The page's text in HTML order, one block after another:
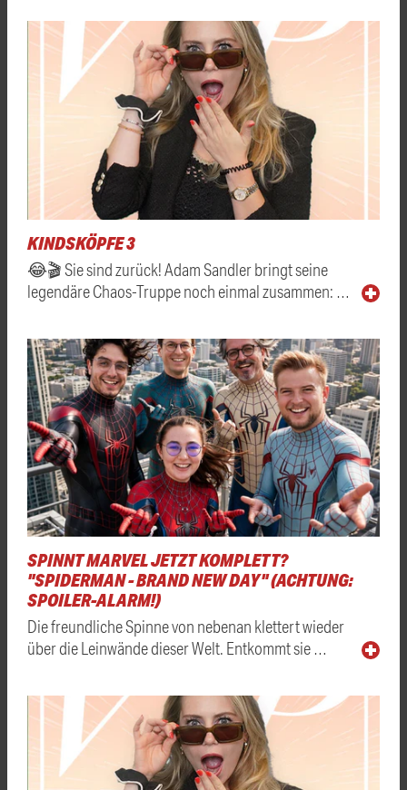
KINDSKÖPFE 3
😂🎬 Sie sind zurück! Adam Sandler bringt seine
legendäre Chaos-Truppe noch einmal zusammen: …
SPINNT MARVEL JETZT KOMPLETT?
"SPIDERMAN - BRAND NEW DAY" (ACHTUNG:
SPOILER-ALARM!)
Die freundliche Spinne von nebenan klettert wieder
über die Leinwände dieser Welt. Entkommt sie …